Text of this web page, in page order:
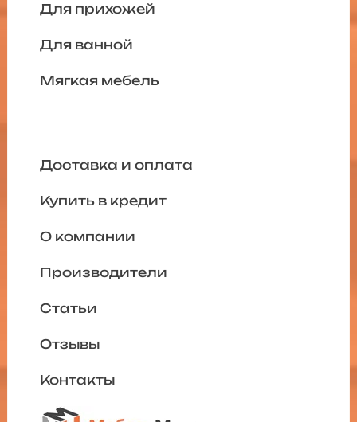
Для прихожей
Для ванной
Мягкая мебель
Доставка и оплата
Купить в кредит
О компании
Производители
Статьи
Отзывы
Контакты